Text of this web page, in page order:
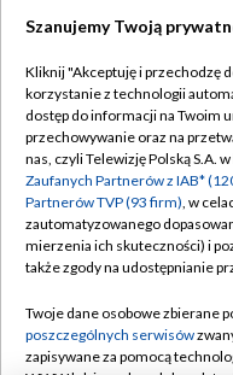
Szanujemy Twoją
Kliknij "Akceptuję i przechodzę
korzystanie z technologii
dostęp do informacji na Twoim
przechowywanie oraz na
nas, czyli Telewizję Polską S.A.
Zaufanych Partnerów z IAB*
Partnerów TVP (93 firm), w
zautomatyzowanego
mierzenia ich skuteczności) i
także zgody na udostępnianie
Twoje dane osobowe zbierane
poszczególnych serwisów
zapisywane za pomocą